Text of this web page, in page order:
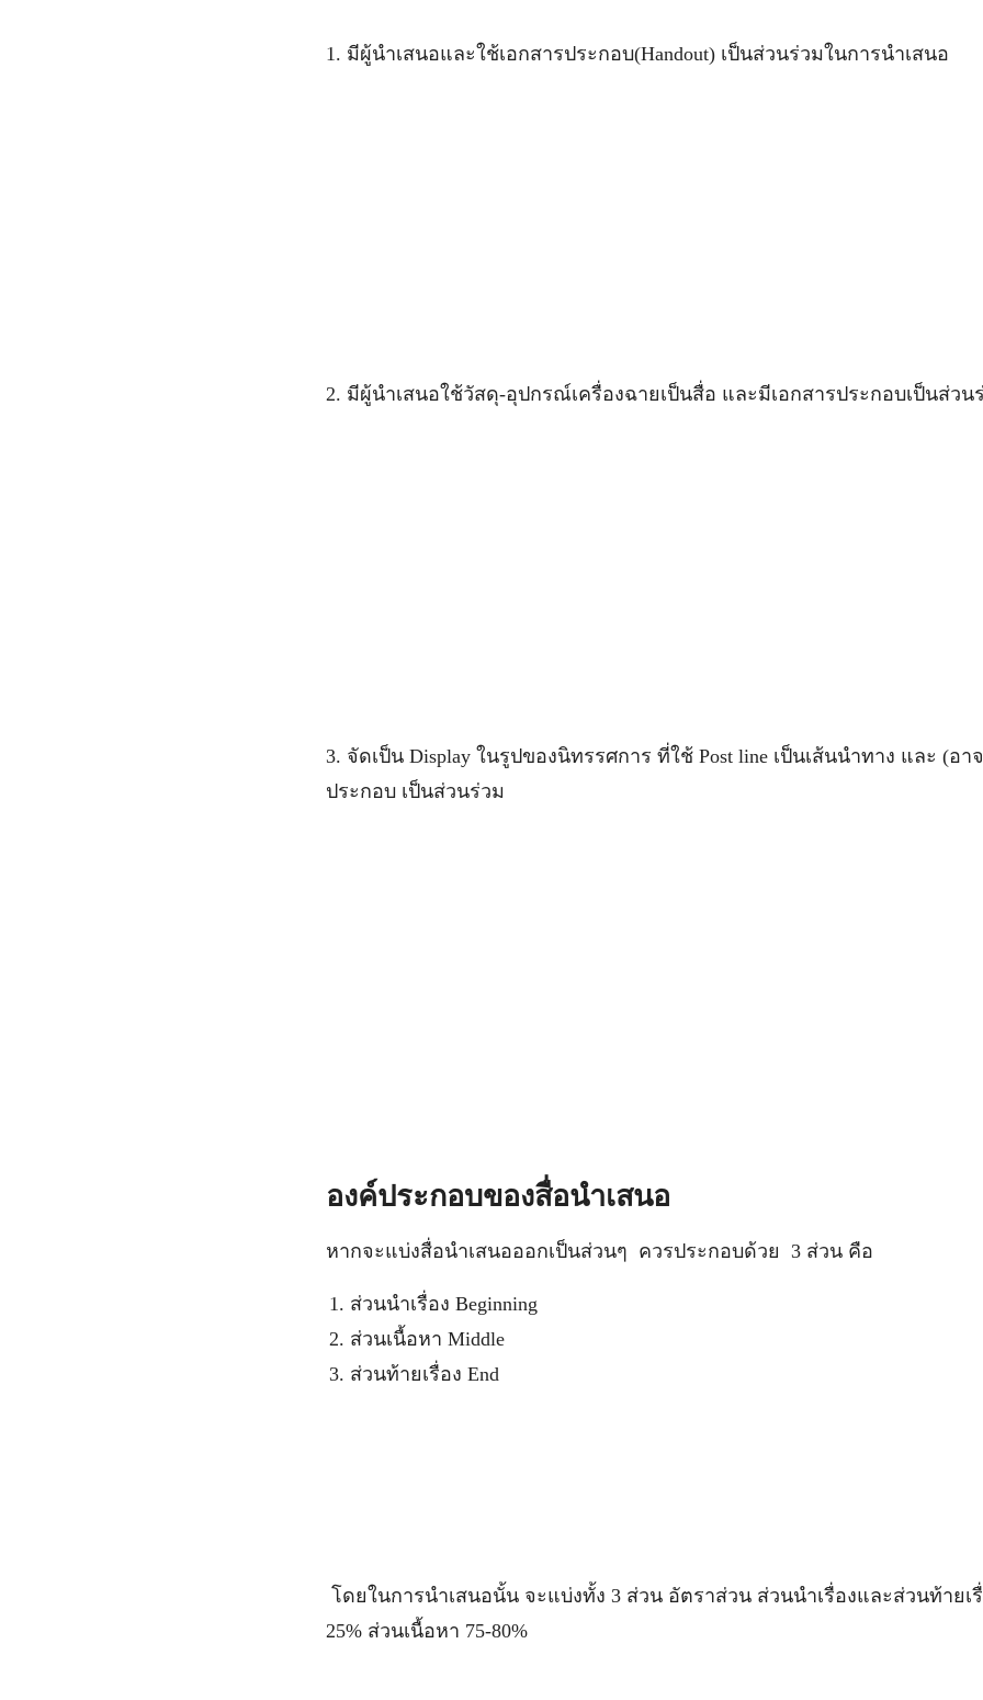
1. มีผู้นำเสนอและใช้เอกสารประกอบ(Handout) เป็นส่วนร่วมในการนำเสนอ
2. มีผู้นำเสนอใช้วัสดุ-อุปกรณ์เครื่องฉายเป็นสื่อ และมีเอกสารประกอบเป็นส่วน
3. จัดเป็น Display ในรูปของนิทรรศการ ที่ใช้ Post line เป็นเส้นนำทาง และ (อา
ประกอบ เป็นส่วนร่วม
องค์ประกอบของสื่อนำเสนอ
หากจะแบ่งสื่อนำเสนอออกเป็นส่วนๆ ควรประกอบด้วย 3 ส่วน คือ
ส่วนนำเรื่อง Beginning
ส่วนเนื้อหา Middle
ส่วนท้ายเรื่อง End
โดยในการนำเสนอนั้น จะแบ่งทั้ง 3 ส่วน อัตราส่วน ส่วนนำเรื่องและส่วนท้ายเ
25% ส่วนเนื้อหา 75-80%